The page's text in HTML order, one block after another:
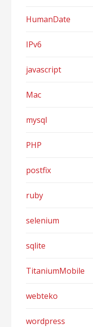
ョ
ン
HumanDate
IPv6
javascript
Mac
mysql
PHP
postfix
ruby
selenium
sqlite
TitaniumMobile
webteko
wordpress